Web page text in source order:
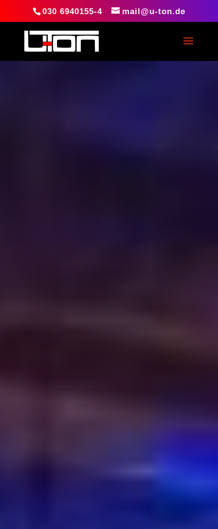
030 6940155-4 mail@u-ton.de